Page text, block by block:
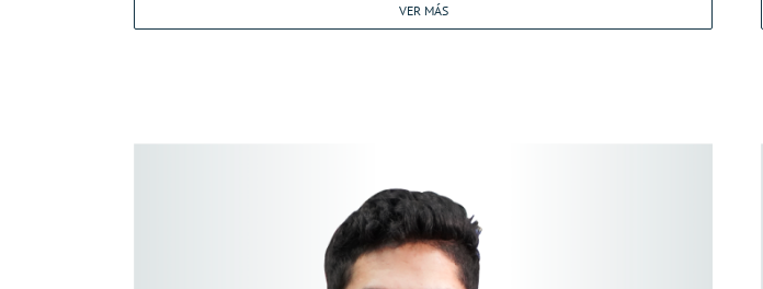
VER MÁS